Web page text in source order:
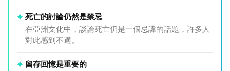
死亡的討論仍然是禁忌
在亞洲文化中，談論死亡仍是一個忌諱的話題，許多人
對此感到不適。
留存回憶是重要的